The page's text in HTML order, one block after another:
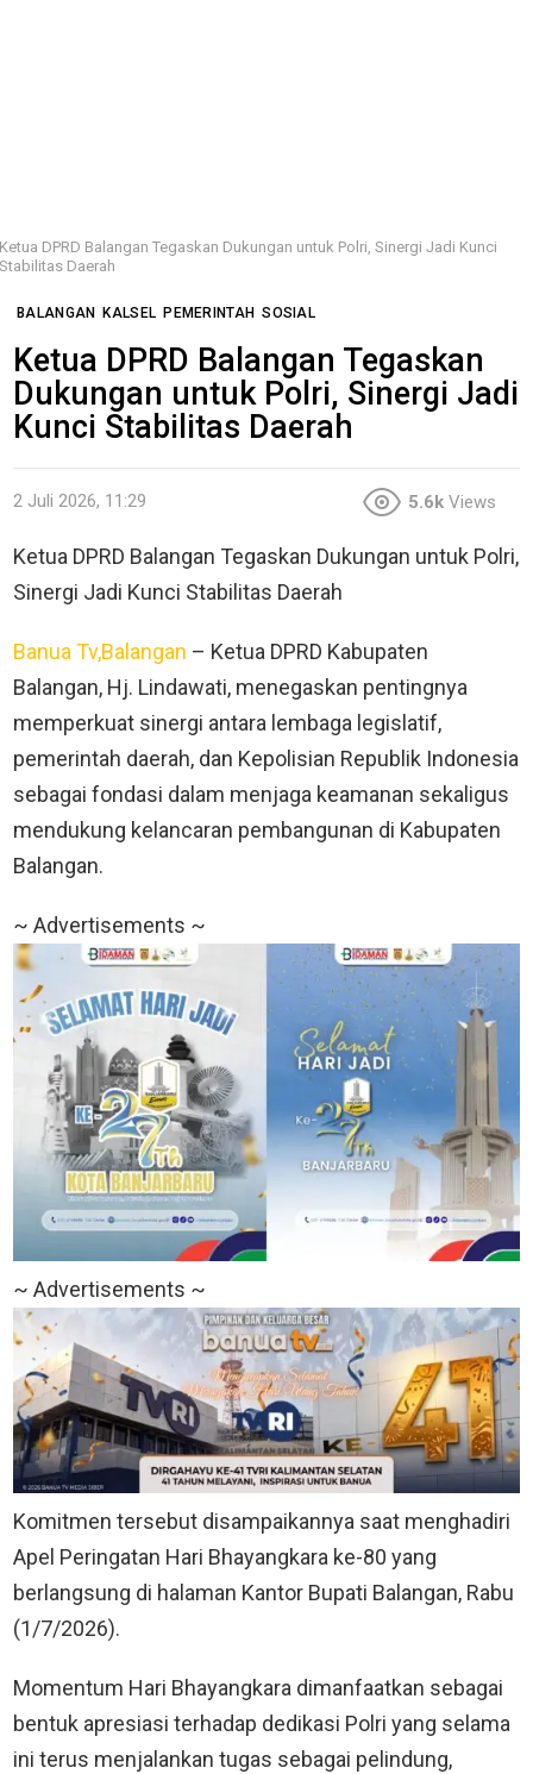
Ketua DPRD Balangan Tegaskan Dukungan untuk Polri, Sinergi Jadi Kunci
Stabilitas Daerah
BALANGAN KALSEL PEMERINTAH SOSIAL
Ketua DPRD Balangan Tegaskan
Dukungan untuk Polri, Sinergi Jadi
Kunci Stabilitas Daerah
2 Juli 2026, 11:29 5.6k Views
Ketua DPRD Balangan Tegaskan Dukungan untuk Polri,
Sinergi Jadi Kunci Stabilitas Daerah
Banua Tv,Balangan – Ketua DPRD Kabupaten
Balangan, Hj. Lindawati, menegaskan pentingnya
memperkuat sinergi antara lembaga legislatif,
pemerintah daerah, dan Kepolisian Republik Indonesia
sebagai fondasi dalam menjaga keamanan sekaligus
mendukung kelancaran pembangunan di Kabupaten
Balangan.
~ Advertisements ~
~ Advertisements ~
Komitmen tersebut disampaikannya saat menghadiri
Apel Peringatan Hari Bhayangkara ke-80 yang
berlangsung di halaman Kantor Bupati Balangan, Rabu
(1/7/2026).
Momentum Hari Bhayangkara dimanfaatkan sebagai
bentuk apresiasi terhadap dedikasi Polri yang selama
ini terus menjalankan tugas sebagai pelindung,